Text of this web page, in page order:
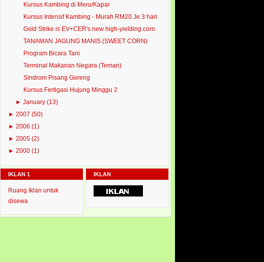
Kursus Kambing di Meru/Kapar
Kursus Intensif Kambing - Murah RM20 Je 3 hari
Gold Strike is EV+CER's new high-yielding corn
TANAMAN JAGUNG MANIS (SWEET CORN)
Program Bicara Tani
Terminal Makanan Negara (Teman)
Sindrom Pisang Goreng
Kursus Fertigasi Hujung Minggu 2
►January(13)
► 2007 (50)
► 2006 (1)
► 2005 (2)
► 2000 (1)
IKLAN 1
Ruang Iklan untuk
disewa
IKLAN